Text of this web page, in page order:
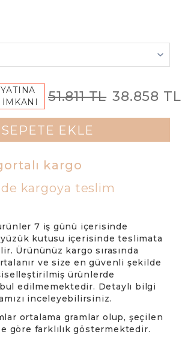
İMKANI
51.811 TL 38.858 TL
SEPETE EKLE
kargo
kargoya teslim
ürünler 7 iş günü içerisinde
yüzük kutusu içerisinde teslimata
Ürününüz kargo sırasında
ve size en güvenli şekilde
ürünlerde
edilmemektedir. Detaylı bilgi
inceleyebilirsiniz.
ortalama gramlar olup, şeçilen
göre farklılık göstermektedir.